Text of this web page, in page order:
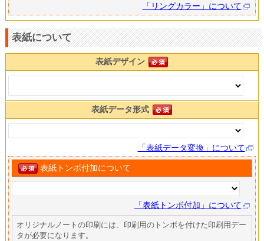
「リングカラー」について
表紙について
表紙デザイン
表紙データ形式
「表紙データ変換」について
表紙トンボ付加について
「表紙トンボ付加」について
オリジナルノートの印刷には、印刷用のトンボを付けた印刷用デー
タが必要になります。